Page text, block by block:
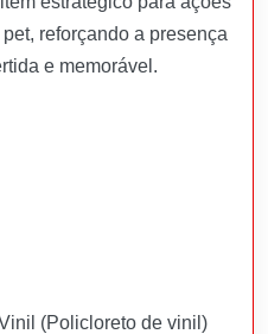
reforçando a presença
e memorável.
(Policloreto de vinil)